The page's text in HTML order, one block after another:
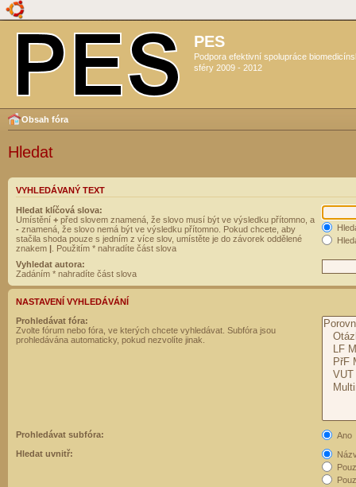
PES
Podpora efektivní spolupráce
sféry 2009 - 2012
Obsah fóra
Hledat
VYHLEDÁVANÝ TEXT
Hledat klíčová slova:
Umístění + před slovem znamená, že slovo musí být ve výsledku přítomno, a
- znamená, že slovo nemá být ve výsledku přítomno. Pokud chcete, aby
stačila shoda pouze s jedním z více slov, umístěte je do závorek oddělené
znakem | . Použitím * nahradíte část slova
Vyhledat autora:
Zadáním * nahradíte část slova
NASTAVENÍ VYHLEDÁVÁNÍ
Prohledávat fóra:
Zvolte fórum nebo fóra, ve kterých chcete vyhledávat. Subfóra jsou
prohledávána automaticky, pokud nezvolíte jinak.
Prohledávat subfóra:
Ano
Hledat uvnitř: